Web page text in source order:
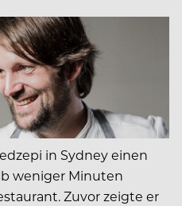
in Sydney einen
weniger Minuten
Zuvor zeigte er